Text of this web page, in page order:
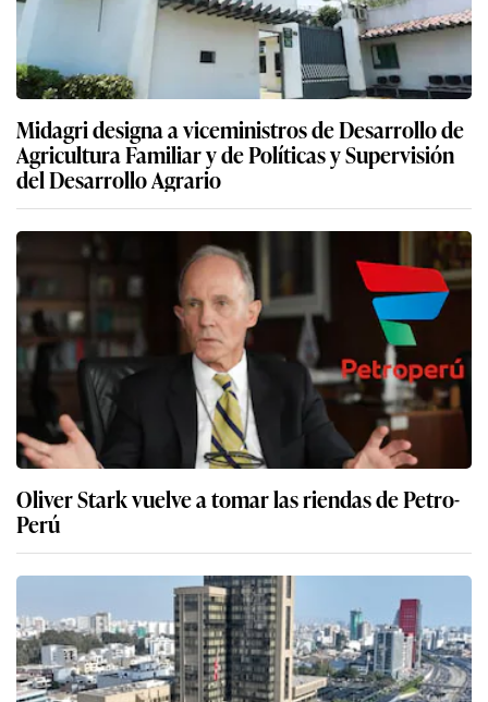
Lo último en Perú
Midagri designa a viceministros de Desarrollo de
Agricultura Familiar y de Políticas y Supervisión
del Desarrollo Agrario